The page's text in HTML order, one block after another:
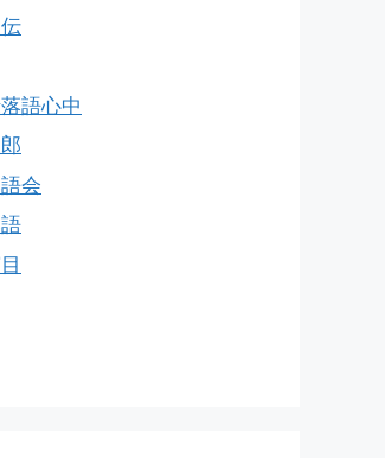
語心中
会